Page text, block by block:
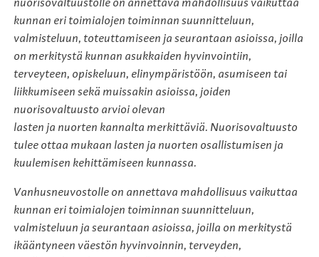
nuorisovaltuustolle on annettava mahdollisuus vaikuttaa
kunnan eri toimialojen toiminnan suunnitteluun,
valmisteluun, toteuttamiseen ja seurantaan asioissa, joilla
on merkitystä kunnan asukkaiden hyvinvointiin,
terveyteen, opiskeluun, elinympäristöön, asumiseen tai
liikkumiseen sekä muissakin asioissa, joiden
nuorisovaltuusto arvioi olevan
lasten ja nuorten kannalta merkittäviä. Nuorisovaltuusto
tulee ottaa mukaan lasten ja nuorten osallistumisen ja
kuulemisen kehittämiseen kunnassa.
Vanhusneuvostolle on annettava mahdollisuus vaikuttaa
kunnan eri toimialojen toiminnan suunnitteluun,
valmisteluun ja seurantaan asioissa, joilla on merkitystä
ikääntyneen väestön hyvinvoinnin, terveyden,